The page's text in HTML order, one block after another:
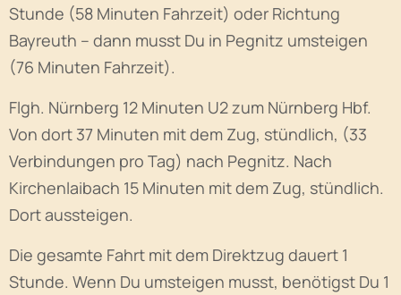
Stunde (58 Minuten Fahrzeit) oder Richtung
Bayreuth – dann musst Du in Pegnitz umsteigen
(76 Minuten Fahrzeit).
Flgh. Nürnberg 12 Minuten U2 zum Nürnberg Hbf.
Von dort 37 Minuten mit dem Zug, stündlich, (33
Verbindungen pro Tag) nach Pegnitz. Nach
Kirchenlaibach 15 Minuten mit dem Zug, stündlich.
Dort aussteigen.
Die gesamte Fahrt mit dem Direktzug dauert 1
Stunde. Wenn Du umsteigen musst, benötigst Du 1